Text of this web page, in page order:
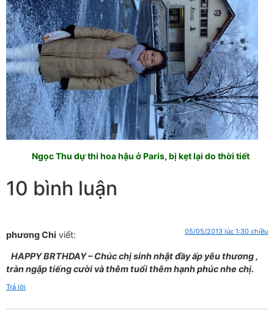
Ngọc Thu dự thi hoa hậu ở Paris, bị kẹt lại do thời tiết
10 bình luận
phương Chi viết: 05/05/2013 lúc 1:30 chiều
HAPPY BRTHDAY – Chúc chị sinh nhật đầy ấp yêu thương ,
tràn ngập tiếng cười và thêm tuổi thêm hạnh phúc nhe chị.
Trả lời